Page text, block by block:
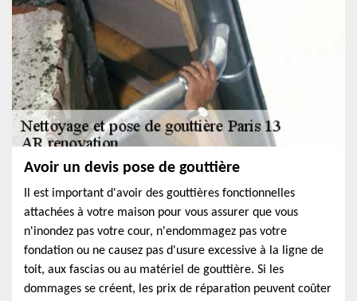
Avoir un devis pose de gouttière
Il est important d'avoir des gouttières fonctionnelles
attachées à votre maison pour vous assurer que vous
n'inondez pas votre cour, n'endommagez pas votre
fondation ou ne causez pas d'usure excessive à la ligne de
toit, aux fascias ou au matériel de gouttière. Si les
dommages se créent, les prix de réparation peuvent coûter